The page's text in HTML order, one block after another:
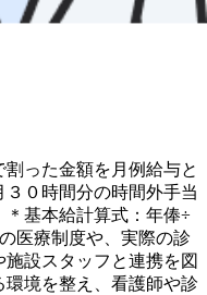
った金額を月例給与と
０時間分の時間外手当
基本給計算式：年俸÷
療制度や、実際の診
設スタッフと連携を図
境を整え、看護師や診